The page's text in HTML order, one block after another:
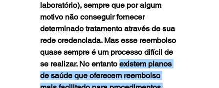
laboratório), sempre que por algum
motivo não conseguir fornecer
determinado tratamento através de sua
rede credenciada. Mas esse reembolso
quase sempre é um processo difícil de
se realizar. No entanto existem planos
de saúde que oferecem reembolso